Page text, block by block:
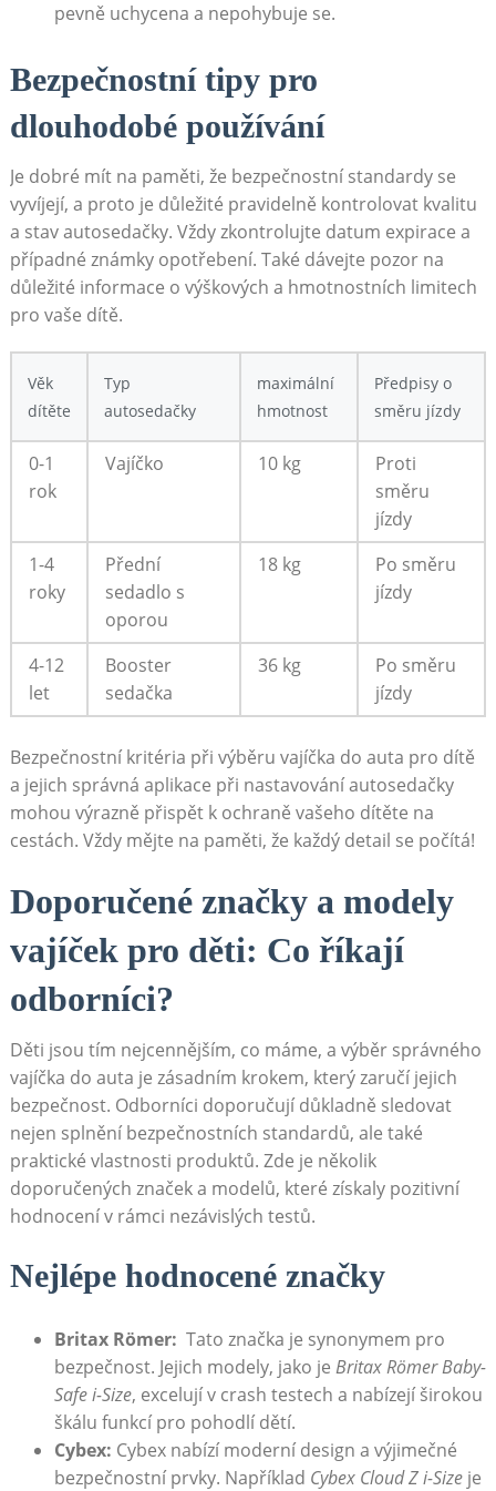
pevně⁣ uchycena a nepohybuje se.
Bezpečnostní tipy pro​
dlouhodobé⁣ používání
Je dobré mít na paměti, že bezpečnostní standardy se
vyvíjejí, ⁢a proto ‌je důležité pravidelně kontrolovat kvalitu
a stav autosedačky. Vždy ‌zkontrolujte datum expirace a⁢
případné známky opotřebení. Také dávejte pozor na
důležité informace⁢ o výškových a hmotnostních limitech
pro vaše dítě.
Věk
dítěte
Typ
autosedačky
maximální
hmotnost
Předpisy⁤ o
⁤směru jízdy
0-1
rok
Vajíčko 10 kg
Proti⁢
směru
jízdy
1-4
roky
Přední
sedadlo s
oporou
18 kg
Po směru
jízdy
4-12
let
Booster
sedačka
36 kg
Po⁤ směru
jízdy
Bezpečnostní kritéria při výběru vajíčka do auta⁢ pro dítě
a‍ jejich správná aplikace ⁢při ⁤nastavování autosedačky
mohou výrazně přispět⁢ k ochraně‌ vašeho dítěte na⁢
cestách. Vždy mějte‌ na paměti,‍ že každý detail se počítá!
Doporučené značky a modely
vajíček pro děti: Co říkají
odborníci?
Děti jsou tím nejcennějším, co máme, a výběr správného
vajíčka do auta je zásadním krokem, který zaručí jejich
bezpečnost. Odborníci doporučují důkladně sledovat
nejen splnění bezpečnostních ‍standardů,​ ale také​
praktické vlastnosti produktů. Zde je několik
⁢doporučených‍ značek ‌a modelů, které získaly ⁤pozitivní
hodnocení v rámci nezávislých testů.
Nejlépe hodnocené značky
Britax Römer: ⁣ Tato značka je​ synonymem pro
bezpečnost. Jejich modely, jako je Britax Römer Baby-
Safe i-Size, excelují v‌ crash testech a ‌nabízejí širokou
škálu funkcí pro pohodlí dětí.
Cybex: Cybex nabízí moderní design a výjimečné
bezpečnostní prvky. Například Cybex Cloud Z i-Sizeje